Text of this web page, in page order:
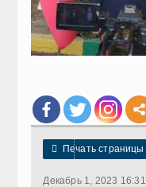
 Печать страницы
Декабрь 1, 2023 16:31